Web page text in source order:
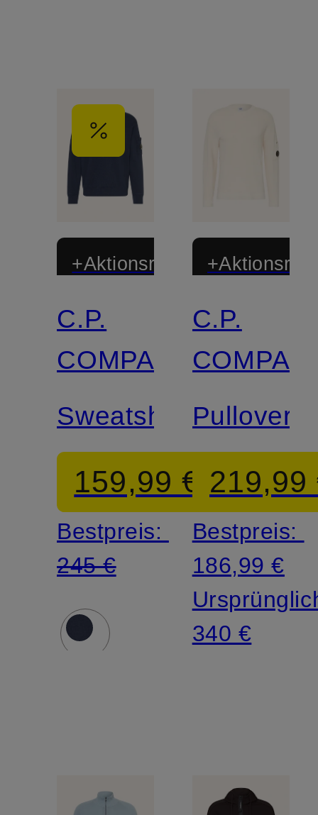
+Aktionsrabatt
C.P.
COMPANY
Sweatshirt
159,99 €
Bestpreis:
245 €
C.P.
Pullover
219,99
Bestpreis:
186,99 €
340 €